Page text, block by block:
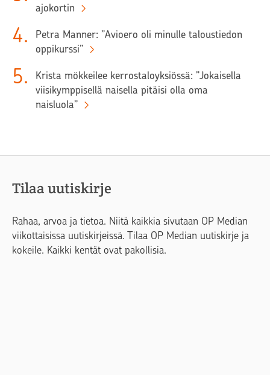
ajokortin
4.
Petra Manner: ”Avioero oli minulle taloustiedon
oppikurssi”
5.
Krista mökkeilee kerrostaloyksiössä: ”Jokaisella
viisikymppisellä naisella pitäisi olla oma
naisluola”
Tilaa uutiskirje
Rahaa, arvoa ja tietoa. Niitä kaikkia sivutaan OP Median
viikottaisissa uutiskirjeissä. Tilaa OP Median uutiskirje ja
kokeile. Kaikki kentät ovat pakollisia.